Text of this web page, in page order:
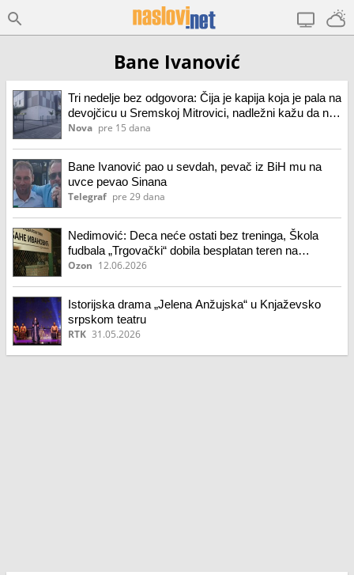
Bane Ivanović
Tri nedelje bez odgovora: Čija je kapija koja je pala na
devojčicu u Sremskoj Mitrovici, nadležni kažu da nije
"Pinkijeva"?
Nova pre 15 dana
Bane Ivanović pao u sevdah, pevač iz BiH mu na
uvce pevao Sinana
Telegraf pre 29 dana
Nedimović: Deca neće ostati bez treninga, Škola
fudbala „Trgovački“ dobila besplatan teren na
korišćenje
Ozon 12.06.2026
Istorijska drama „Jelena Anžujska“ u Knjaževsko
srpskom teatru
RTK 31.05.2026